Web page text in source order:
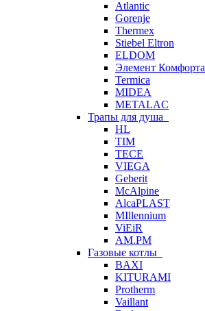
Atlantic
Gorenje
Thermex
Stiebel Eltron
ELDOM
Элемент Комфорта
Termica
MIDEA
METALAC
Трапы для душа
HL
TIM
TECE
VIEGA
Geberit
McAlpine
AlcaPLAST
MIllennium
ViEiR
AM.PM
Газовые котлы
BAXI
KITURAMI
Protherm
Vaillant